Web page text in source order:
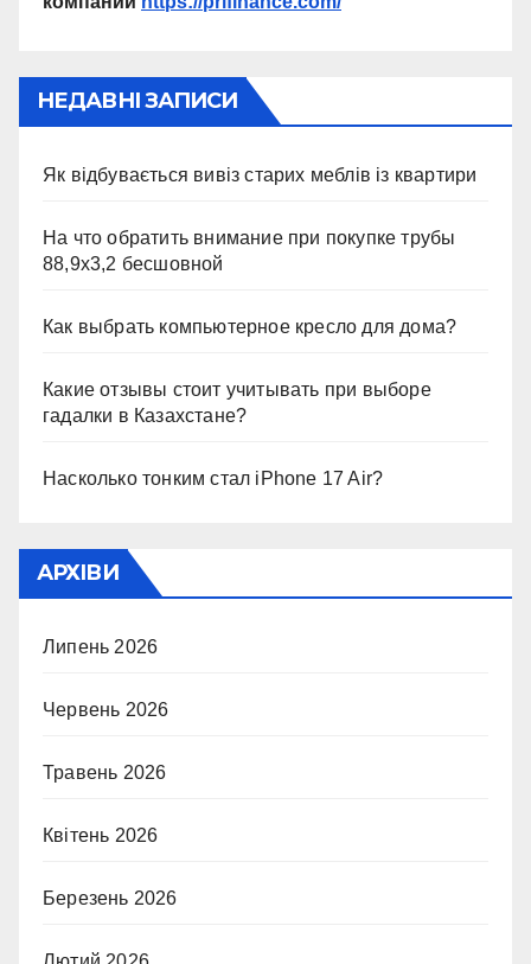
НЕДАВНІ ЗАПИСИ
Як відбувається вивіз старих меблів із квартири
На что обратить внимание при покупке трубы
88,9х3,2 бесшовной
Как выбрать компьютерное кресло для дома?
Какие отзывы стоит учитывать при выборе
гадалки в Казахстане?
Насколько тонким стал iPhone 17 Air?
АРХІВИ
Липень 2026
Червень 2026
Травень 2026
Квітень 2026
Березень 2026